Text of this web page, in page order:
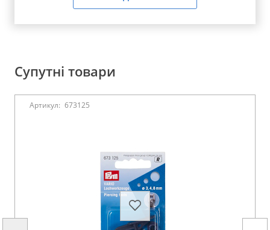
Супутні товари
Артикул: 673125